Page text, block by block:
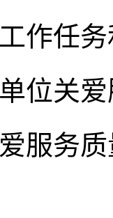
作任
位关
服务